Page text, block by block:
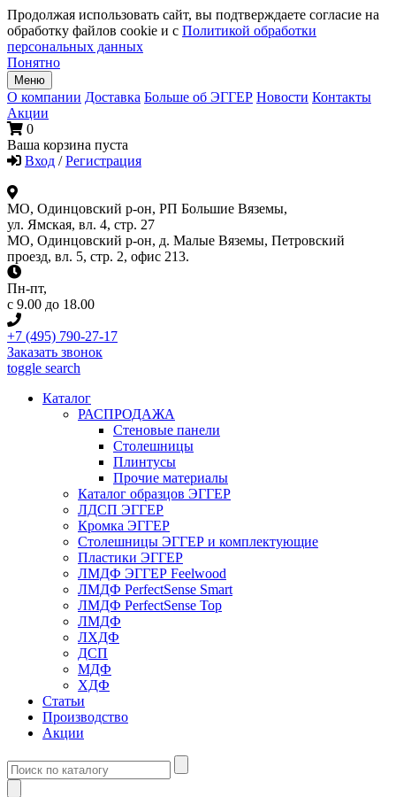
Продолжая использовать сайт, вы подтверждаете согласие на
обработку файлов cookie и с Политикой обработки
персональных данных
Понятно
Меню
О компании Доставка Больше об ЭГГЕР Новости Контакты
Акции
0
Ваша корзина пуста
Вход / Регистрация
МО, Одинцовский р-он, РП Большие Вяземы,
ул. Ямская, вл. 4, стр. 27
МО, Одинцовский р-он, д. Малые Вяземы, Петровский
проезд, вл. 5, стр. 2, офис 213.
Пн-пт,
с 9.00 до 18.00
+7 (495) 790-27-17
Заказать звонок
toggle search
Каталог
РАСПРОДАЖА
Стеновые панели
Столешницы
Плинтусы
Прочие материалы
Каталог образцов ЭГГЕР
ЛДСП ЭГГЕР
Кромка ЭГГЕР
Столешницы ЭГГЕР и комплектующие
Пластики ЭГГЕР
ЛМДФ ЭГГЕР Feelwood
ЛМДФ PerfectSense Smart
ЛМДФ PerfectSense Top
ЛМДФ
ЛХДФ
ДСП
МДФ
ХДФ
Статьи
Производство
Акции